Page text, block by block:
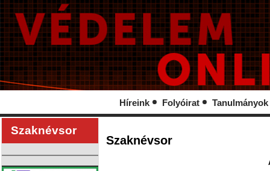
Híreink Folyóirat Tanulmányok
Szaknévsor
Szaknévsor